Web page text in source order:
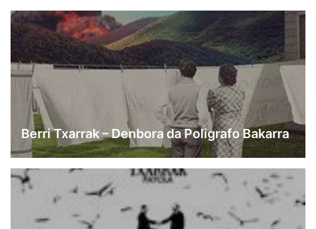
Berri Txarrak – Denbora da Poligrafo Bakarra